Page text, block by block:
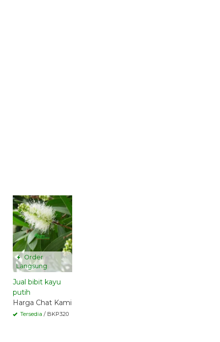
Order
Langsung
Jual bibit kayu
putih
Harga Chat Kami
Tersedia / BKP320